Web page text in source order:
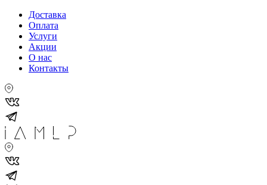
Доставка
Оплата
Услуги
Акции
О нас
Контакты